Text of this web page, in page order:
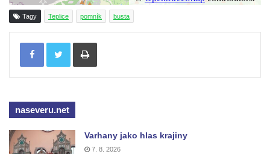
Socha svatého Jana Nepomuckého u
Budějovicích
náměstí v Českých Budějovicích
náměstí v Českých Budějovicích
Sousoší Humanoidi na Lannově třídě v
Českých Budějovicích
Tagy Teplice pomník busta
Tisknout
naseveru.net
Varhany jako hlas krajiny
7. 8. 2026